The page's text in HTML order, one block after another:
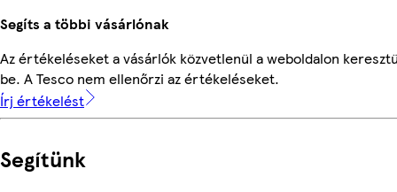
Segíts a többi vásárlónak
Az értékeléseket a vásárlók közvetlenül a weboldalon
be. A Tesco nem ellenőrzi az értékeléseket.
Írj értékelést
Segítünk